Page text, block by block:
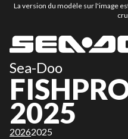
La version du modèle sur l'image
Sea-Doo
2025
20262025